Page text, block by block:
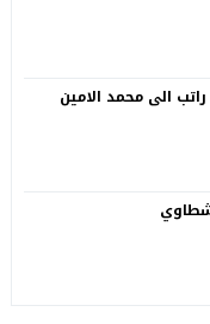
الى محمد الامين